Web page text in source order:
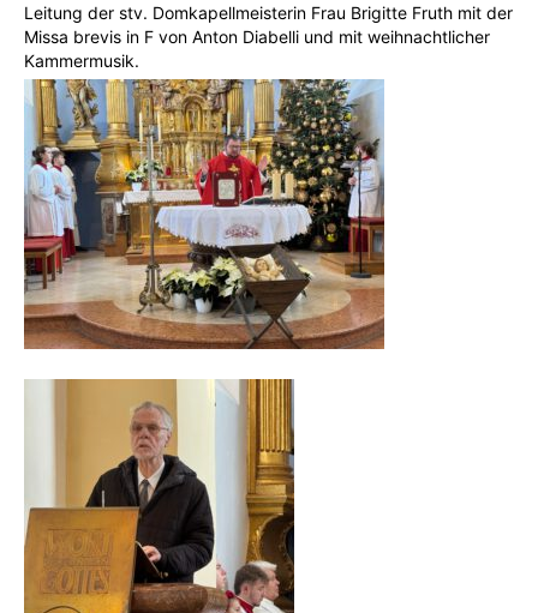
Leitung der stv. Domkapellmeisterin Frau Brigitte Fruth mit der
Missa brevis in F von Anton Diabelli und mit weihnachtlicher
Kammermusik.